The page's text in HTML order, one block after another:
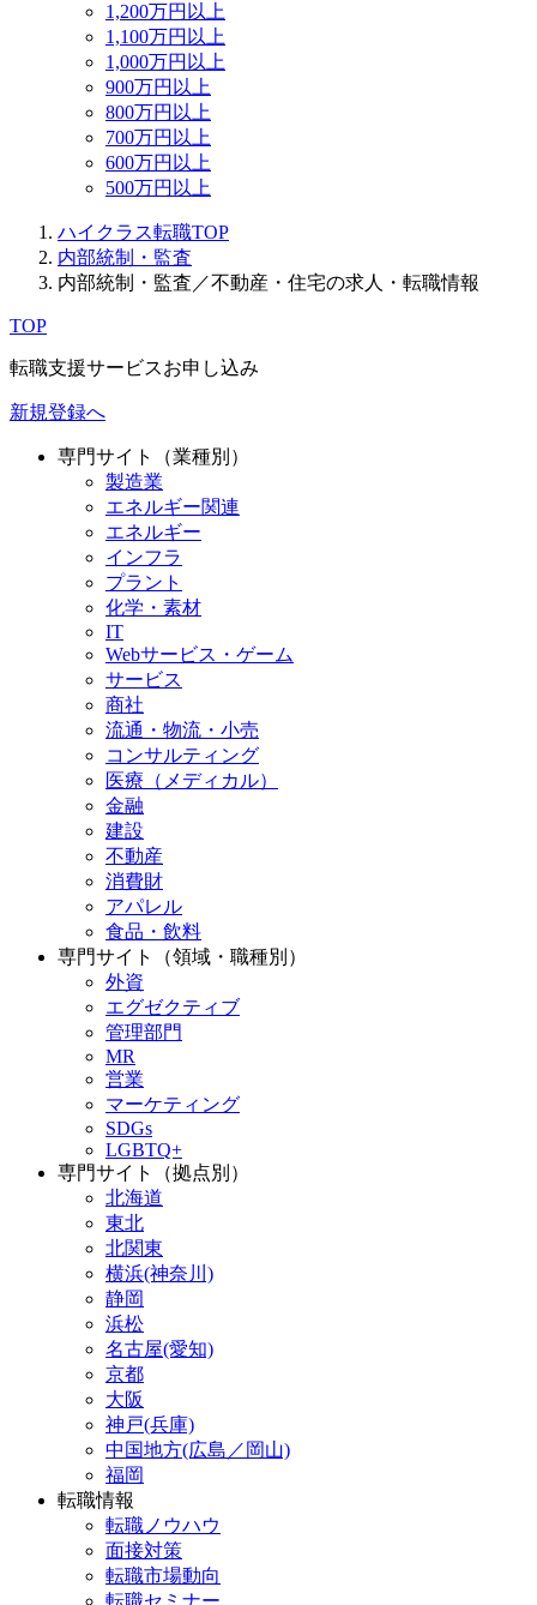
1,200万円以上
1,100万円以上
1,000万円以上
900万円以上
800万円以上
700万円以上
600万円以上
500万円以上
ハイクラス転職TOP
内部統制・監査
内部統制・監査／不動産・住宅の求人・転職情報
TOP
転職支援サービスお申し込み
新規登録へ
専門サイト（業種別）
製造業
エネルギー関連
エネルギー
インフラ
プラント
化学・素材
IT
Webサービス・ゲーム
サービス
商社
流通・物流・小売
コンサルティング
医療（メディカル）
金融
建設
不動産
消費財
アパレル
食品・飲料
専門サイト（領域・職種別）
外資
エグゼクティブ
管理部門
MR
営業
マーケティング
SDGs
LGBTQ+
専門サイト（拠点別）
北海道
東北
北関東
横浜(神奈川)
静岡
浜松
名古屋(愛知)
京都
大阪
神戸(兵庫)
中国地方(広島／岡山)
福岡
転職情報
転職ノウハウ
面接対策
転職市場動向
転職セミナー